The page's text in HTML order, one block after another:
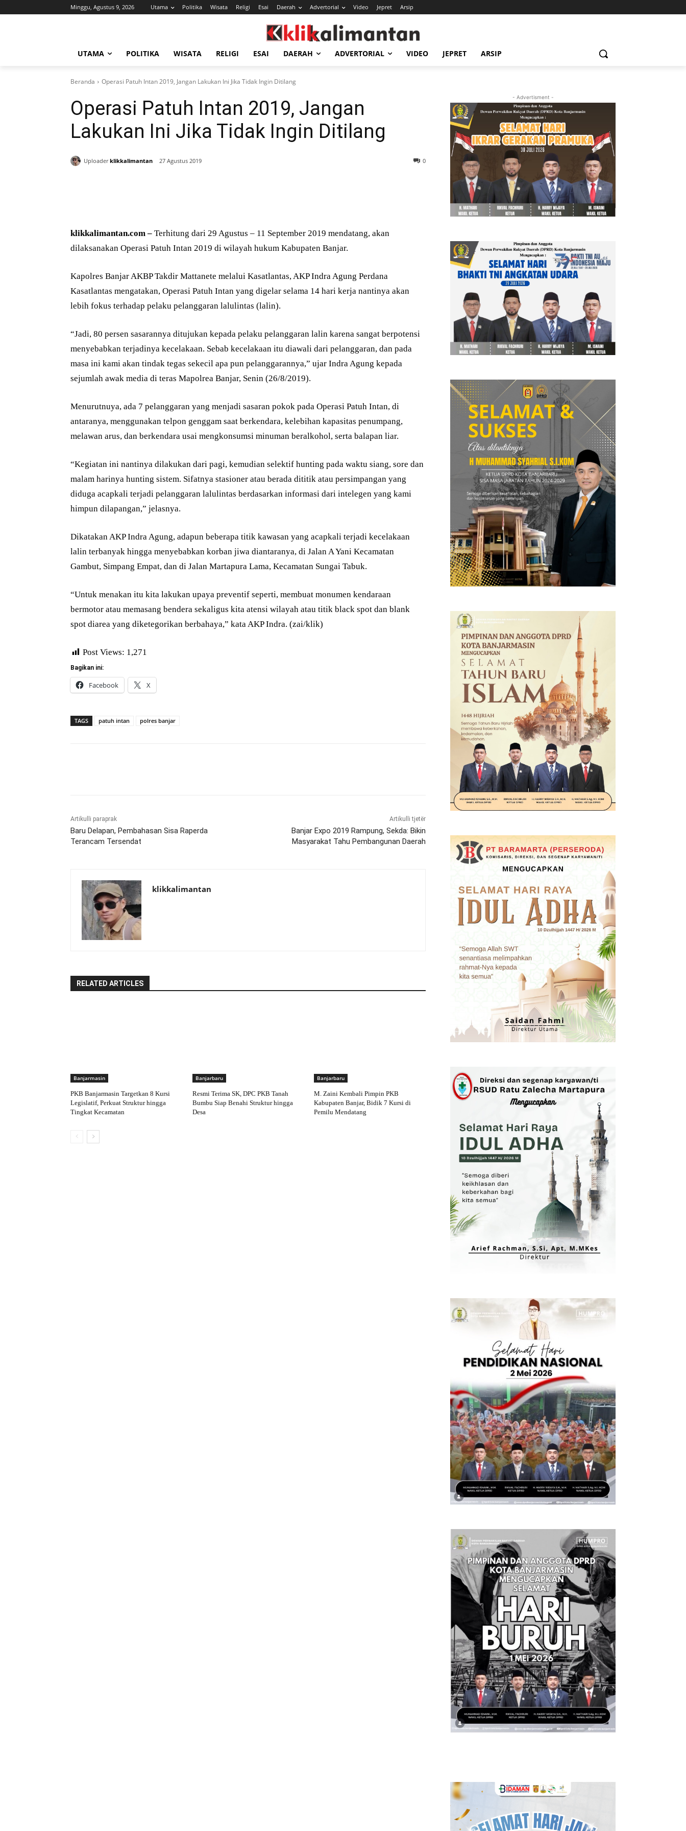
Minggu, Agustus 9, 2026 Utama Politika Wisata Religi Esai Daerah Advertorial Video Jepret Arsip
UTAMA POLITIKA WISATA RELIGI ESAI DAERAH ADVERTORIAL VIDEO JEPRET ARSIP
Beranda Operasi Patuh Intan 2019, Jangan Lakukan Ini Jika Tidak Ingin Ditilang
Operasi Patuh Intan 2019, Jangan
Lakukan Ini Jika Tidak Ingin Ditilang
Uploader klikkalimantan 27 Agustus 2019 0
klikkalimantan.com – Terhitung dari 29 Agustus – 11 September 2019 mendatang, akan
dilaksanakan Operasi Patuh Intan 2019 di wilayah hukum Kabupaten Banjar.
Kapolres Banjar AKBP Takdir Mattanete melalui Kasatlantas, AKP Indra Agung Perdana
Kasatlantas mengatakan, Operasi Patuh Intan yang digelar selama 14 hari kerja nantinya akan
lebih fokus terhadap pelaku pelanggaran lalulintas (lalin).
“Jadi, 80 persen sasarannya ditujukan kepada pelaku pelanggaran lalin karena sangat berpotensi
menyebabkan terjadinya kecelakaan. Sebab kecelakaan itu diawali dari pelanggaran, dan pada
masa ini kami akan tindak tegas sekecil apa pun pelanggarannya,” ujar Indra Agung kepada
sejumlah awak media di teras Mapolrea Banjar, Senin (26/8/2019).
Menurutnuya, ada 7 pelanggaran yang menjadi sasaran pokok pada Operasi Patuh Intan, di
antaranya, menggunakan telpon genggam saat berkendara, kelebihan kapasitas penumpang,
melawan arus, dan berkendara usai mengkonsumsi minuman beralkohol, serta balapan liar.
“Kegiatan ini nantinya dilakukan dari pagi, kemudian selektif hunting pada waktu siang, sore dan
malam harinya hunting sistem. Sifatnya stasioner atau berada dititik atau persimpangan yang
diduga acapkali terjadi pelanggaran lalulintas berdasarkan informasi dari intelegen yang kami
himpun dilapangan,” jelasnya.
Dikatakan AKP Indra Agung, adapun beberapa titik kawasan yang acapkali terjadi kecelakaan
lalin terbanyak hingga menyebabkan korban jiwa diantaranya, di Jalan A Yani Kecamatan
Gambut, Simpang Empat, dan di Jalan Martapura Lama, Kecamatan Sungai Tabuk.
“Untuk menakan itu kita lakukan upaya preventif seperti, membuat monumen kendaraan
bermotor atau memasang bendera sekaligus kita atensi wilayah atau titik black spot dan blank
spot diarea yang diketegorikan berbahaya,” kata AKP Indra. (zai/klik)
Post Views: 1,271
Bagikan ini:
Facebook X
TAGS patuh intan polres banjar
Artikulli paraprak
Baru Delapan, Pembahasan Sisa Raperda
Terancam Tersendat
Artikulli tjetër
Banjar Expo 2019 Rampung, Sekda: Bikin
Masyarakat Tahu Pembangunan Daerah
klikkalimantan
RELATED ARTICLES
Banjarmasin
PKB Banjarmasin Targetkan 8 Kursi
Legislatif, Perkuat Struktur hingga
Tingkat Kecamatan
Banjarbaru
Resmi Terima SK, DPC PKB Tanah
Bumbu Siap Benahi Struktur hingga
Desa
Banjarbaru
M. Zaini Kembali Pimpin PKB
Kabupaten Banjar, Bidik 7 Kursi di
Pemilu Mendatang
- Advertisment -